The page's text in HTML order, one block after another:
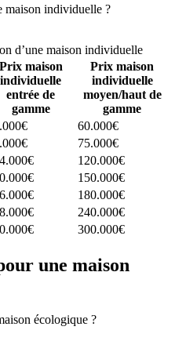
maison individuelle ?
d’une maison individuelle
Prix maison
individuelle
entrée de
gamme
Prix maison
individuelle
moyen/haut de
gamme
60.000€
75.000€
120.000€
150.000€
180.000€
240.000€
300.000€
une maison
écologique ?